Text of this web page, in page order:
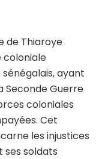
de Thiaroye
coloniale
ayant
Seconde Guerre
coloniales
Cet
les injustices
ses soldats